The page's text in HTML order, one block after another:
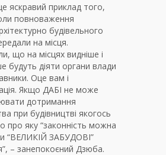
яскравий приклад того,
повноваження
будівельного
на місця.
що на місцях видніше і
будуть діяти органи влади
Оце вам і
Якщо ДАБІ не може
дотримання
при будівництві якогось
про яку “законність можна
“ВЕЛИКІЙ ЗАБУДОВІ”
– занепокоєний Дзюба.